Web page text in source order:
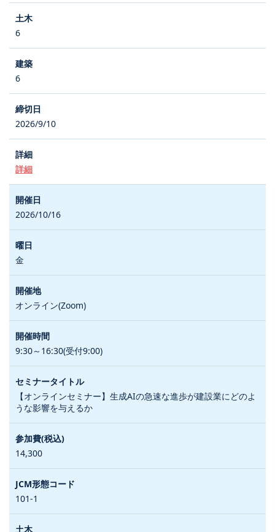
6
6
2026/9/10
詳細
2026/10/16
金
オンライン(Zoom)
9:30～16:30(受付9:00)
【オンラインセミナー】生成AIの急速な進歩が建設業にどのよ
うな影響を与えるか
14,300
101-1